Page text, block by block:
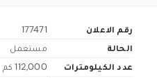
رقم الاعلان
177471
الحالة
مستعمل
عدد الكيلومترات
112,000 كم